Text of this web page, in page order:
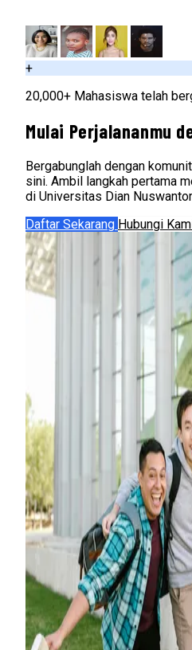
+
20,000+ Mahasiswa telah
Mulai Perjalananmu
Bergabunglah dengan
sini. Ambil langkah pertama
di Universitas Dian
Daftar Sekarang Hubungi